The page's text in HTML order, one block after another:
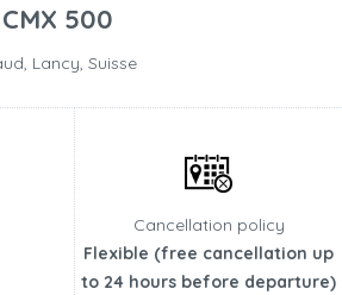
500
Lancy, Suisse
Cancellation policy
Flexible (free cancellation up
to 24 hours before departure)